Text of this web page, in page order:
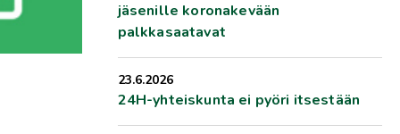
jäsenille koronakevään
palkkasaatavat
23.6.2026
24H-yhteiskunta ei pyöri itsestään